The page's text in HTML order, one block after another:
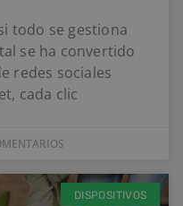
todo se gestiona
se ha convertido
redes sociales
cada clic
DISPOSITIVOS